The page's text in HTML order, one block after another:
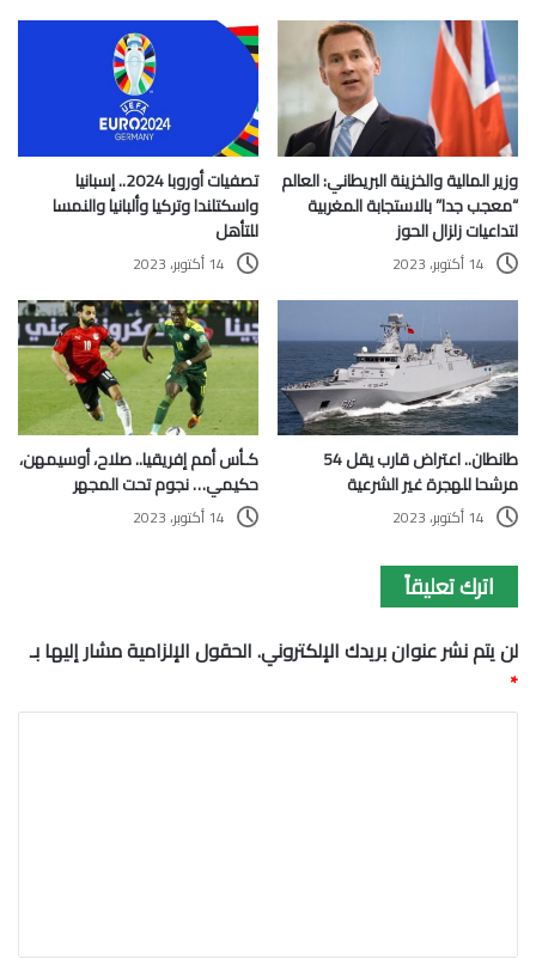
وزير المالية والخزينة البريطاني: العالم
“معجب جدا” بالاستجابة المغربية
لتداعيات زلزال الحوز
14 أكتوبر، 2023
تصفيات أوروبا 2024.. إسبانيا
واسكتلندا وتركيا وألبانيا والنمسا
للتأهل
14 أكتوبر، 2023
طانطان.. اعتراض قارب يقل 54
مرشحا للهجرة غير الشرعية
14 أكتوبر، 2023
كـأس أمم إفريقيا.. صلاح، أوسيمهن،
حكيمي… نجوم تحت المجهر
14 أكتوبر، 2023
اترك تعليقاً
لن يتم نشر عنوان بريدك الإلكتروني.الحقول الإلزامية مشار إليها بـ
*